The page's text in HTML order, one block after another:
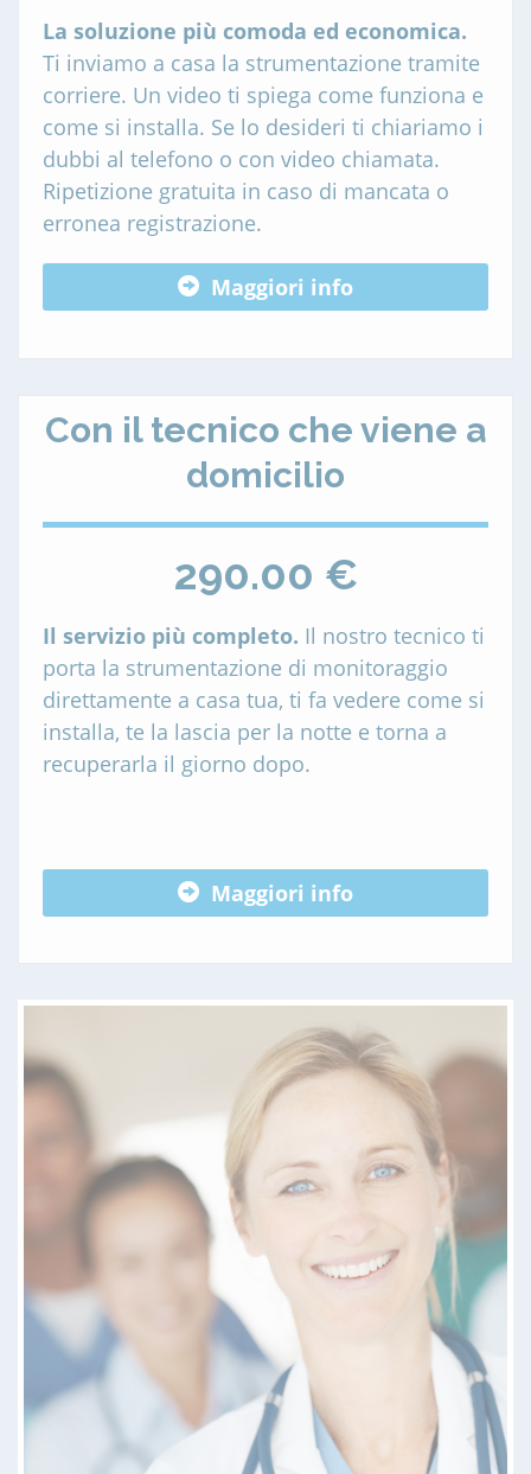
La soluzione più comoda ed economica.
Ti inviamo a casa la strumentazione tramite
corriere. Un video ti spiega come funziona e
come si installa. Se lo desideri ti chiariamo i
dubbi al telefono o con video chiamata.
Ripetizione gratuita in caso di mancata o
erronea registrazione.
Maggiori info
Con il tecnico che viene a
domicilio
290.00 €
Il servizio più completo. Il nostro tecnico ti
porta la strumentazione di monitoraggio
direttamente a casa tua, ti fa vedere come si
installa, te la lascia per la notte e torna a
recuperarla il giorno dopo.
Maggiori info